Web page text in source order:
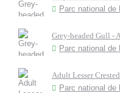
Parc national de
Grey-headed Gull -
Parc national de
Adult Lesser
Parc national de